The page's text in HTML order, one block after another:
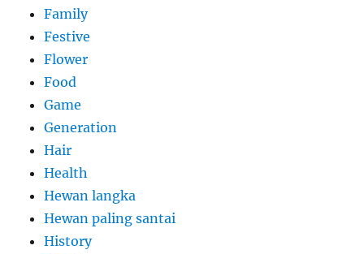
Family
Festive
Flower
Food
Game
Generation
Hair
Health
Hewan langka
Hewan paling santai
History